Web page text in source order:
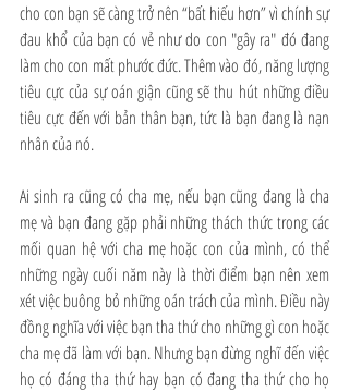
cho con bạn sẽ càng trở nên “bất hiếu hơn” vì chính sự
đau khổ của bạn có vẻ như do con "gây ra" đó đang
làm cho con mất phước đức. Thêm vào đó, năng lượng
tiêu cực của sự oán giận cũng sẽ thu hút những điều
tiêu cực đến với bản thân bạn, tức là bạn đang là nạn
nhân của nó.
Ai sinh ra cũng có cha mẹ, nếu bạn cũng đang là cha
mẹ và bạn đang gặp phải những thách thức trong các
mối quan hệ với cha mẹ hoặc con của mình, có thể
những ngày cuối năm này là thời điểm bạn nên xem
xét việc buông bỏ những oán trách của mình. Điều này
đồng nghĩa với việc bạn tha thứ cho những gì con hoặc
cha mẹ đã làm với bạn. Nhưng bạn đừng nghĩ đến việc
họ có đáng tha thứ hay bạn có đang tha thứ cho họ